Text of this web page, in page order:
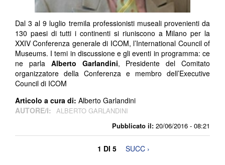
Pubblicato il: 20/06/2016 - 08:21
Dal 3 al 9 luglio tremila professionisti museali provenienti da
130 paesi di tutti i continenti si riuniscono a Milano per la
XXIV Conferenza generale di ICOM, l’International Council of
Museums. I temi in discussione e gli eventi in programma: ce
ne parla Alberto Garlandini, Presidente del Comitato
organizzatore della Conferenza e membro dell’Executive
Council di ICOM
Articolo a cura di: Alberto Garlandini
AUTORE/I:
ALBERTO GARLANDINI
1 DI 5 SUCC ›